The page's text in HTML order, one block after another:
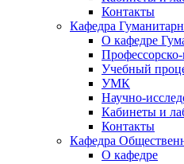
Контакты
Кафедра
О кафедре
Профессорско-
Учебный
УМК
Научно-
Кабинеты и
Контакты
Кафедра
О кафедре